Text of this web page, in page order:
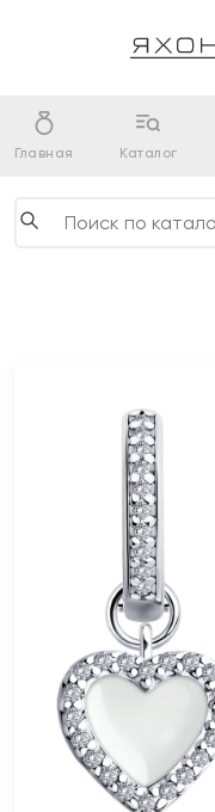
Главная Каталог